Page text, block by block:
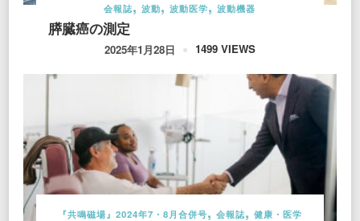
会報誌
波動 波動医学 波動機器
膵臓癌の測定
2025年1月28日 1499 VIEWS
『共鳴磁場』2024年7・8月合併号 会報誌 健康・医学